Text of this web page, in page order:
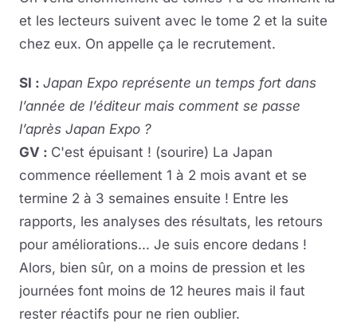
et les lecteurs suivent avec le tome 2 et la suite
chez eux. On appelle ça le recrutement.
SI : Japan Expo représente un temps fort dans
l’année de l’éditeur mais comment se passe
l’après Japan Expo ?
GV : C'est épuisant ! (sourire) La Japan
commence réellement 1 à 2 mois avant et se
termine 2 à 3 semaines ensuite ! Entre les
rapports, les analyses des résultats, les retours
pour améliorations... Je suis encore dedans !
Alors, bien sûr, on a moins de pression et les
journées font moins de 12 heures mais il faut
rester réactifs pour ne rien oublier.